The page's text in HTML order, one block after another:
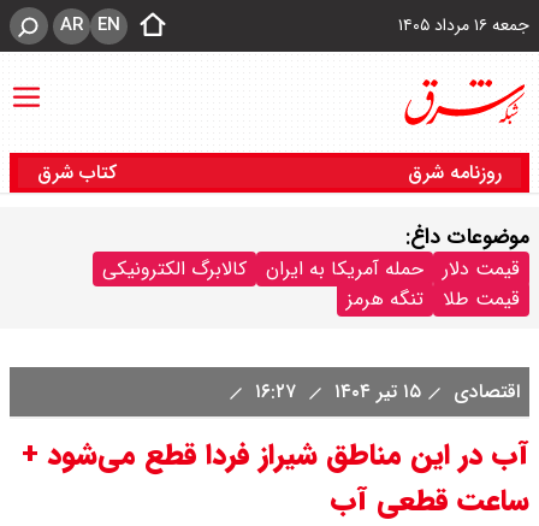
جمعه ۱۶ مرداد ۱۴۰۵ EN
AR
روزنامه شرق کتاب شرق
موضوعات داغ:
قیمت دلار حمله آمریکا به ایران
کالابرگ الکترونیکی
قیمت طلا
تنگه هرمز
اقتصادی ۱۵ تیر ۱۴۰۴
آب در این مناطق شیراز فردا قطع می‌شود +
ساعت قطعی آب